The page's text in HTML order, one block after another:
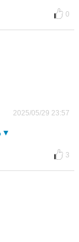
0
2025/05/29 23:57
3